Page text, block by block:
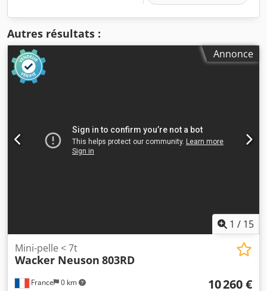
Autres résultats :
Annonce
1 / 15
France 0 km
Mini-pelle < 7t
Wacker Neuson 803RD
10 260 €